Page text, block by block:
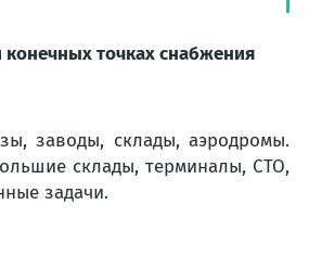
точках снабжения
заводы, склады, аэродромы.
склады, терминалы, СТО,
задачи.